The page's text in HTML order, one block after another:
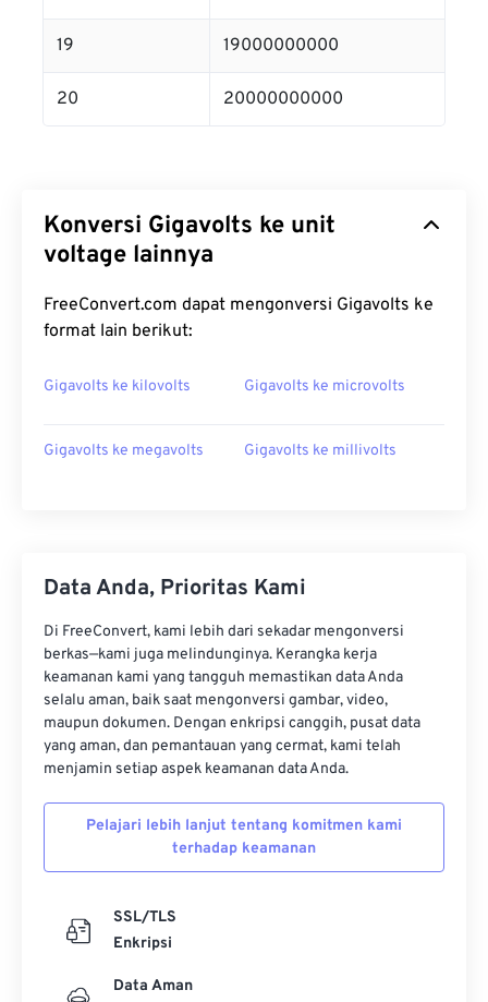
19 19000000000
20 20000000000
Konversi Gigavolts ke unit
voltage lainnya
FreeConvert.com dapat mengonversi Gigavolts ke
format lain berikut:
Gigavolts ke kilovolts Gigavolts ke microvolts
Gigavolts ke megavolts Gigavolts ke millivolts
Data Anda, Prioritas Kami
Di FreeConvert, kami lebih dari sekadar mengonversi
berkas—kami juga melindunginya. Kerangka kerja
keamanan kami yang tangguh memastikan data Anda
selalu aman, baik saat mengonversi gambar, video,
maupun dokumen. Dengan enkripsi canggih, pusat data
yang aman, dan pemantauan yang cermat, kami telah
menjamin setiap aspek keamanan data Anda.
Pelajari lebih lanjut tentang komitmen kami
terhadap keamanan
SSL/TLS
Enkripsi
Data Aman